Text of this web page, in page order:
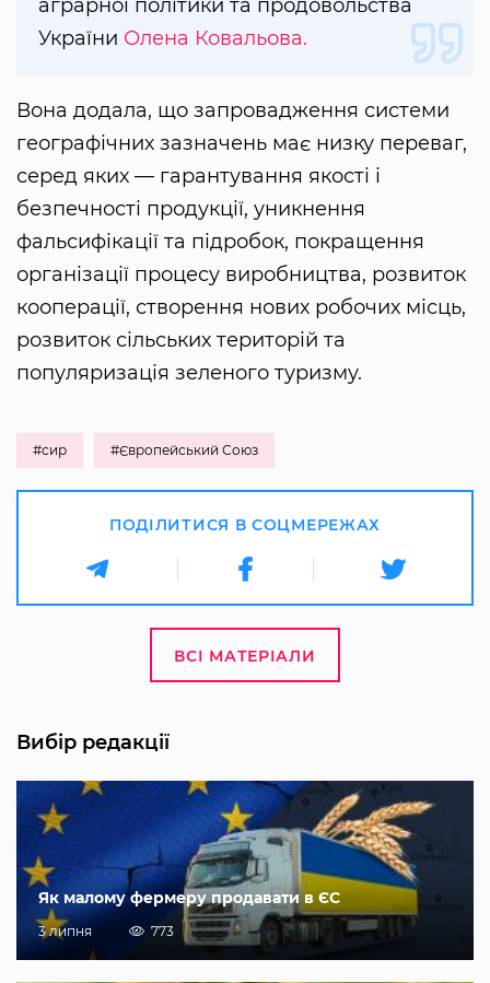
аграрної політики та продовольства
України Олена Ковальова.
Вона додала, що запровадження системи
географічних зазначень має низку переваг,
серед яких — гарантування якості і
безпечності продукції, уникнення
фальсифікації та підробок, покращення
організації процесу виробництва, розвиток
кооперації, створення нових робочих місць,
розвиток сільських територій та
популяризація зеленого туризму.
#сир #Європейський Союз
ПОДІЛИТИСЯ В СОЦМЕРЕЖАХ
ВСІ МАТЕРІАЛИ
Вибір редакції
Як малому фермеру продавати в ЄС
3 липня 773